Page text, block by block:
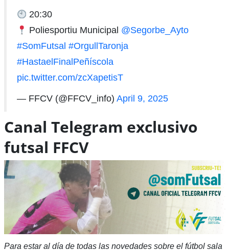
20:30
Poliesportiu Municipal @Segorbe_Ayto
#SomFutsal #OrgullTaronja
#HastaelFinalPeñíscola
pic.twitter.com/zcXapetisT
— FFCV (@FFCV_info) April 9, 2025
Canal Telegram exclusivo
futsal FFCV
Para estar al día de todas las novedades sobre el fútbol sala